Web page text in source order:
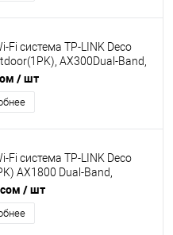
Fi система TP-LINK Deco
AX300Dual-Band,
s 5GHz+574Mb/s 2.4GHz,
LAN 1Gb/s, 2 antennas, MU-
Control
/ шт
Fi система TP-LINK Deco
AX1800 Dual-Band,
s 5GHz+574Mb/s 2.4GHz,
LAN 1Gb/s, 2 antennas,MU-
Control
/ шт